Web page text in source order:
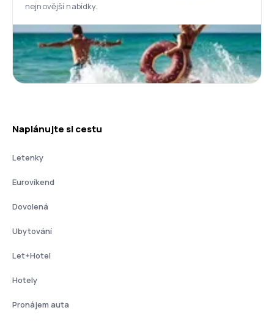
nejnovější nabídky.
Naplánujte si cestu
Letenky
Eurovíkend
Dovolená
Ubytování
Let+Hotel
Hotely
Pronájem auta